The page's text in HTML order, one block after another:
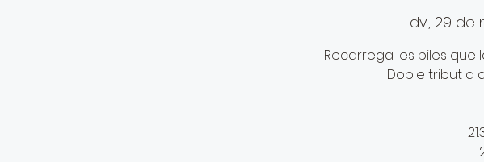
dv., 29 de
Recarrega les piles que
Doble tribut a